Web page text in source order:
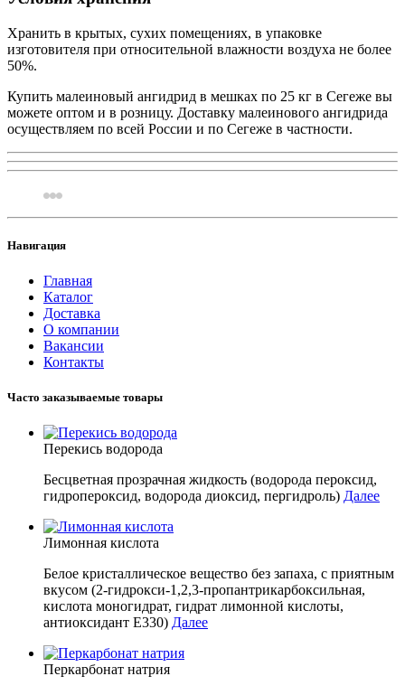
Хранить в крытых, сухих помещениях, в упаковке
изготовителя при относительной влажности воздуха не более
50%.
Купить малеиновый ангидрид в мешках по 25 кг в Сегеже вы
можете оптом и в розницу. Доставку малеинового ангидрида
осуществляем по всей России и по Сегеже в частности.
Навигация
Главная
Каталог
Доставка
О компании
Вакансии
Контакты
Часто заказываемые товары
Перекись водорода
Бесцветная прозрачная жидкость (водорода пероксид,
гидропероксид, водорода диоксид, пергидроль) Далее
Лимонная кислота
Белое кристаллическое вещество без запаха, с приятным
вкусом (2-гидрокси-1,2,3-пропантрикарбоксильная,
кислота моногидрат, гидрат лимонной кислоты,
антиоксидант E330) Далее
Перкарбонат натрия